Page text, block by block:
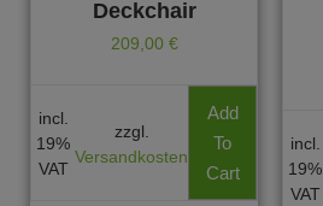
Deckchair
209,00 €
incl.
19%
VAT
zzgl.
Versandkosten
Add
To
Cart
incl.
19%
VAT